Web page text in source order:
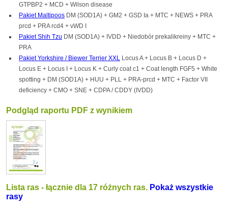
GTPBP2 + MCD + Wilson disease
Pakiet Maltipoos DM (SOD1A) + GM2 + GSD Ia + MTC + NEWS + PRA
prcd + PRA rcd4 + vWD I
Pakiet Shih Tzu DM (SOD1A) + IVDD + Niedobór prekalikreiny + MTC +
PRA
Pakiet Yorkshire / Biewer Terrier XXL Locus A + Locus B + Locus D +
Locus E + Locus I + Locus K + Curly coat c1 + Coat length FGF5 + White
spotting + DM (SOD1A) + HUU + PLL + PRA-prcd + MTC + Factor VII
deficiency + CMO + SNE + CDPA / CDDY (IVDD)
Podgląd raportu PDF z wynikiem
Lista ras - łącznie dla 17 różnych ras. Pokaż wszystkie
rasy